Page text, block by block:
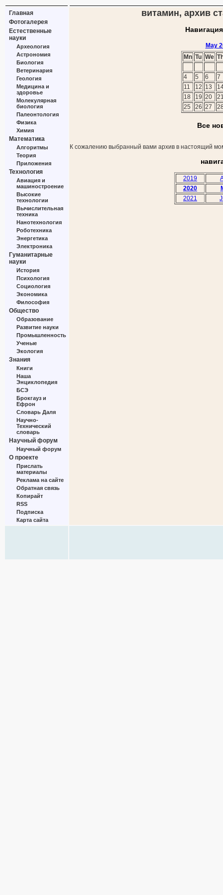
Главная
Фотогалерея
Естественные
науки
Археология
Астрономия
Биология
Ветеринария
Геология
Медицина и
здоровье
Молекулярная
биология
Палеонтология
Физика
Химия
Математика
Алгоритмы
Теория
Приложения
Технология
Авиация и
машиностроение
Высокие
технологии
Вычислительная
техника
Нанотехнология
Роботехника
Энергетика
Электроника
Гуманитарные
науки
История
Психология
Социология
Экономика
Философия
Общество
Образование
Развитие науки
Промышленность
Ученые
Экология
Знания
Книги
Наша
Энциклопедия
БСЭ
Брокгауз и
Ефрон
Словарь Даля
Научно-
Технический
словарь
Научный форум
Научный форум
О проекте
Прислать
материалы
Реклама на сайте
Обратная связь
Копирайт
RSS
Подписка
Карта сайта
витамин, архив
May
Mn Tu We
4 5 6
7
11
12 13
18
19 20
25
26 27
Все
К сожалению выбранный вами архив в настоящий
2019
2020
2021